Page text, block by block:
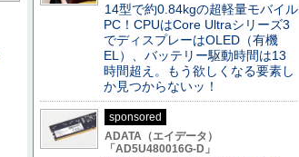
14型で約0.84kgの超軽量モバイル
PC！CPUはCore Ultraシリーズ3
でディスプレーはOLED（有機
EL）、バッテリー駆動時間は13
時間超え。もう欲しくなる要素し
か見つからないッ！
sponsored
ADATA（エイデータ）
「AD5U480016G-D」